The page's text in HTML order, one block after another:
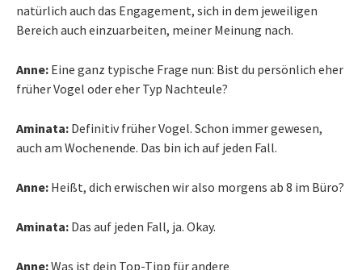
natürlich auch das Engagement, sich in dem jeweiligen
Bereich auch einzuarbeiten, meiner Meinung nach.
Anne: Eine ganz typische Frage nun: Bist du persönlich eher
früher Vogel oder eher Typ Nachteule?
Aminata: Definitiv früher Vogel. Schon immer gewesen,
auch am Wochenende. Das bin ich auf jeden Fall.
Anne: Heißt, dich erwischen wir also morgens ab 8 im Büro?
Aminata: Das auf jeden Fall, ja. Okay.
Anne:Was ist dein Top-Tipp für andere